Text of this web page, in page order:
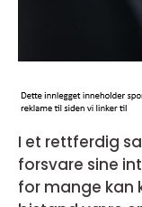
I et rettferdig
forsvare sine
for mange kan